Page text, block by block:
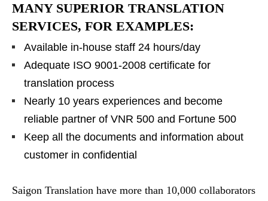
MANY SUPERIOR TRANSLATION
SERVICES, FOR EXAMPLES:
Available in-house staff 24 hours/day
Adequate ISO 9001-2008 certificate for
translation process
Nearly 10 years experiences and become
reliable partner of VNR 500 and Fortune 500
Keep all the documents and information about
customer in confidential
Saigon Translation have more than 10,000 collaborators